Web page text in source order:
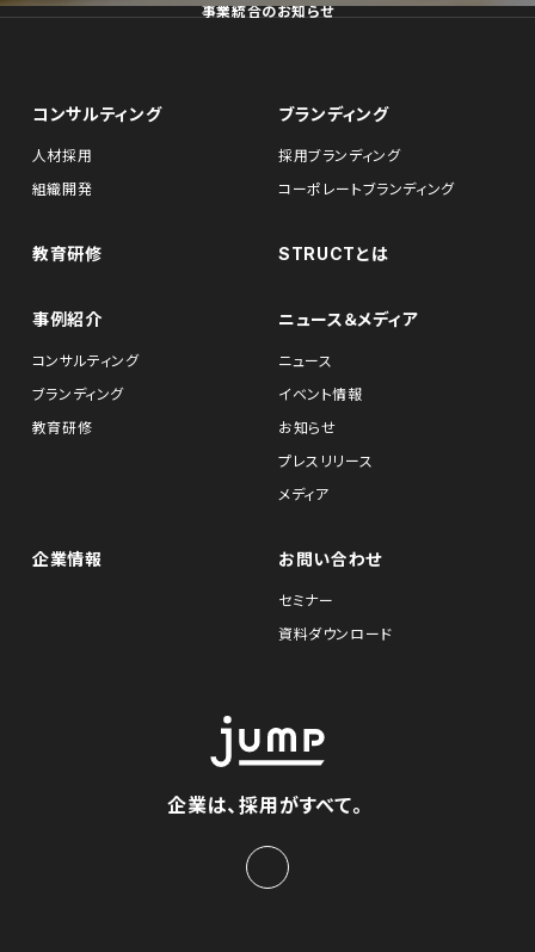
事業統合のお知らせ
コンサルティング
人材採用
組織開発
ブランディング
採用ブランディング
コーポレートブランディング
教育研修 STRUCTとは
事例紹介
コンサルティング
ブランディング
教育研修
ニュース＆メディア
ニュース
イベント情報
お知らせ
プレスリリース
メディア
企業情報 お問い合わせ
セミナー
資料ダウンロード
企業は、採用がすべて。